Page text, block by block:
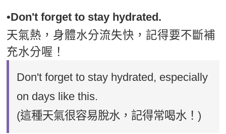
•Don't forget to stay hydrated.
天氣熱，身體水分流失快，記得要不斷補
充水分喔！
Don't forget to stay hydrated, especially
on days like this.
(這種天氣很容易脫水，記得常喝水！)